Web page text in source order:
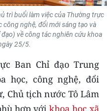
trì buổi làm việc của Thường trực
công nghệ, đổi mới sáng tạo và
về công tác nghiên cứu khoa
25/5.
Ban Chỉ đạo Trung
học, công nghệ, đổi
Chủ tịch nước Tô Lâm